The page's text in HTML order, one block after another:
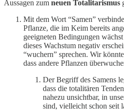
Aussagen zum neuen Totalitarismus
Mit dem Wort “Samen”
Pflanze, die im Keim bereits
geeigneten Bedingungen
dieses Wachstum negativ
“wuchern” sprechen. Wir
dass andere Pflanzen
Der Begriff des Samens
dass die totalitären
nahezu unsichtbar, in
sind, vielleicht schon seit